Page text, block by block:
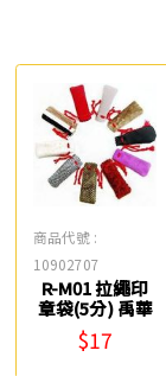
商品代號 :
10902707
R-M01 拉繩印
章袋(5分) 禹華
$17